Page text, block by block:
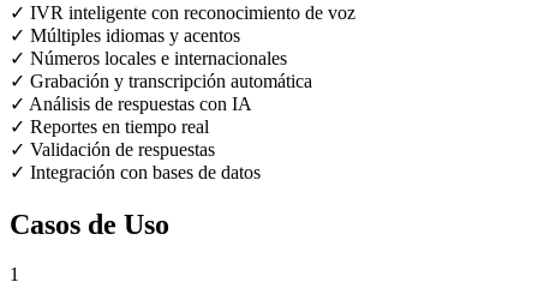
✓ IVR inteligente con reconocimiento de voz
✓ Múltiples idiomas y acentos
✓ Números locales e internacionales
✓ Grabación y transcripción automática
✓ Análisis de respuestas con IA
✓ Reportes en tiempo real
✓ Validación de respuestas
✓ Integración con bases de datos
Casos de Uso
1